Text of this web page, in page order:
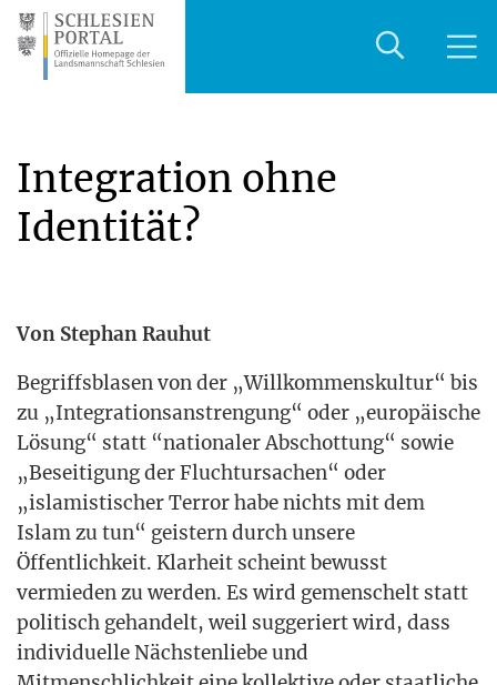
Integration ohne
Identität?
Von Ste­phan Rauhut
Begriffs­bla­sen von der „Will­kom­mens­kul­tur“ bis
zu „Inte­gra­ti­ons­an­stren­gung“ oder „euro­päi­sche
Lösung“ statt “natio­na­ler Abschot­tung“ sowie
„Besei­ti­gung der Flucht­ur­sa­chen“ oder
„isla­mis­ti­scher Ter­ror habe nichts mit dem
Islam zu tun“ geis­tern durch unse­re
Öffent­lich­keit. Klar­heit scheint bewusst
ver­mie­den zu wer­den. Es wird gemen­schelt statt
poli­tisch gehan­delt, weil sug­ge­riert wird, dass
indi­vi­du­el­le Nächs­ten­lie­be und